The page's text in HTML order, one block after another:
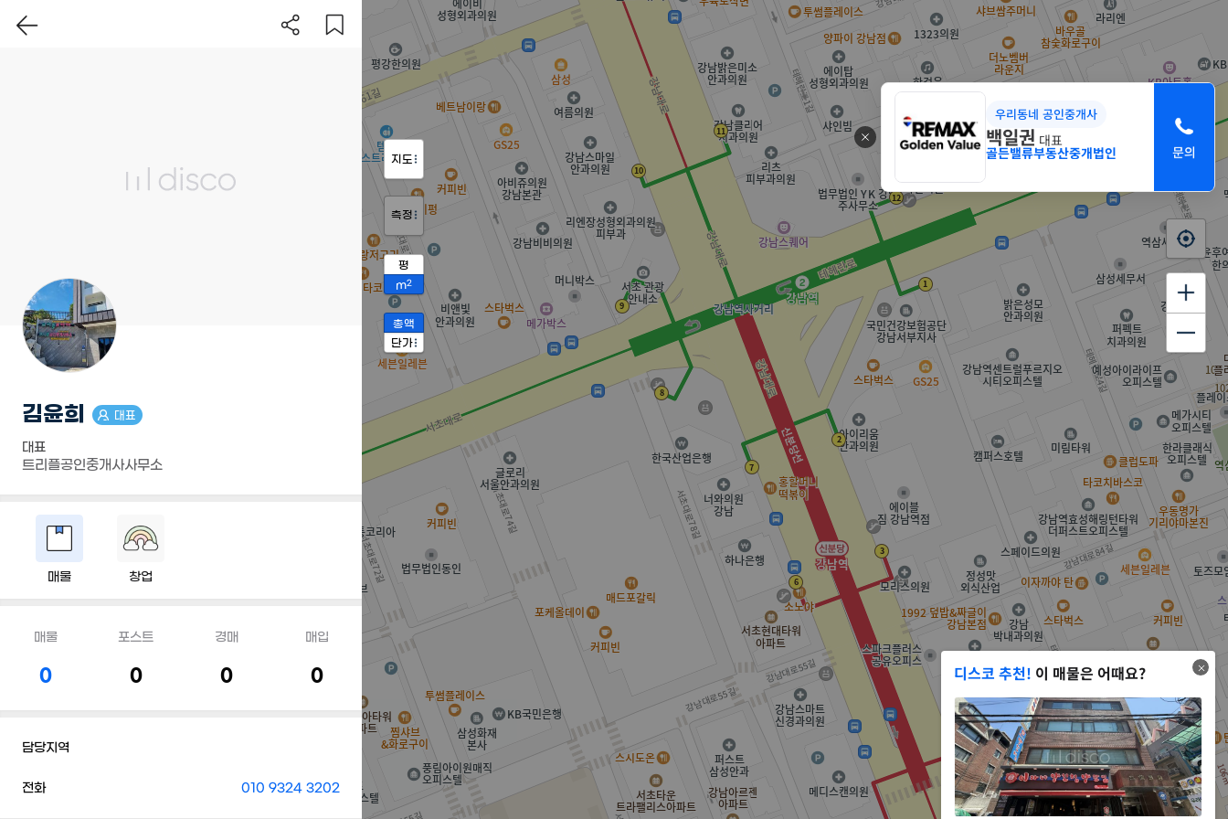
디스코 추천! 이 매물은 어때요?
우리동네 공인중개사
백일권 대표
골든밸류부동산중개법인
지도
측정
평
m2
총액
단가
김윤희 대표
대표
트리플공인중개사사무소
매물 창업
매물
0
포스트
0
경매
0
매입
0
담당지역
전화 010 9324 3202